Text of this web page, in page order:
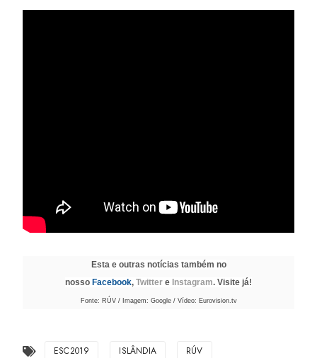
Esta e outras notícias também no
nosso Facebook, Twitter e Instagram. Visite já!
Fonte: RÚV / Imagem: Google / Vídeo: Eurovision.tv
ESC2019 ISLÂNDIA RÚV